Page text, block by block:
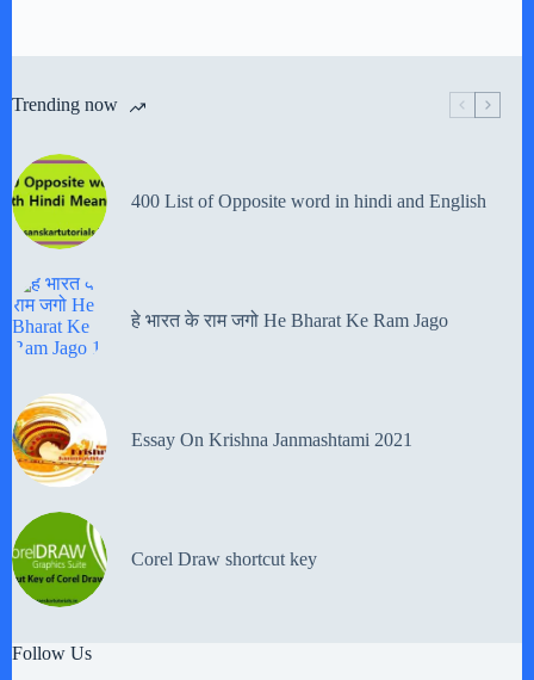
Trending now
400 List of Opposite word in hindi and English
हे भारत के राम जगो He Bharat Ke Ram Jago
Essay On Krishna Janmashtami 2021
Corel Draw shortcut key
Follow Us